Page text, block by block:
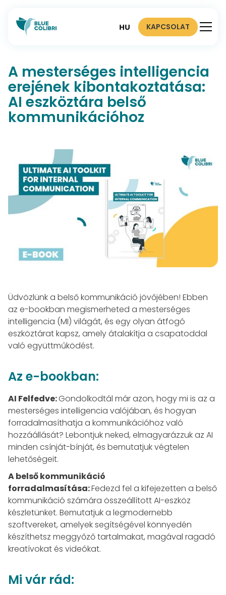
HU KAPCSOLAT
A mesterséges intelligencia
erejének kibontakoztatása:
AI eszköztára belső
kommunikációhoz
Üdvözlünk a belső kommunikáció jövőjében! Ebben
az e-bookban megismerheted a mesterséges
intelligencia (MI) világát, és egy olyan átfogó
eszköztárat kapsz, amely átalakítja a csapatoddal
való együttműködést.
Az e-bookban:
AI Felfedve:Gondolkodtál már azon, hogy mi is az a
mesterséges intelligencia valójában, és hogyan
forradalmasíthatja a kommunikációhoz való
hozzáállását? Lebontjuk neked, elmagyarázzuk az AI
minden csínját-bínját, és bemutatjuk végtelen
lehetőségeit.
A belső kommunikáció
forradalmasítása:Fedezd fel a kifejezetten a belső
kommunikáció számára összeállított AI-eszköz
készletünket. Bemutatjuk a legmodernebb
szoftvereket, amelyek segítségével könnyedén
készíthetsz meggyőző tartalmakat, magával ragadó
kreatívokat és videókat.
Mi vár rád: